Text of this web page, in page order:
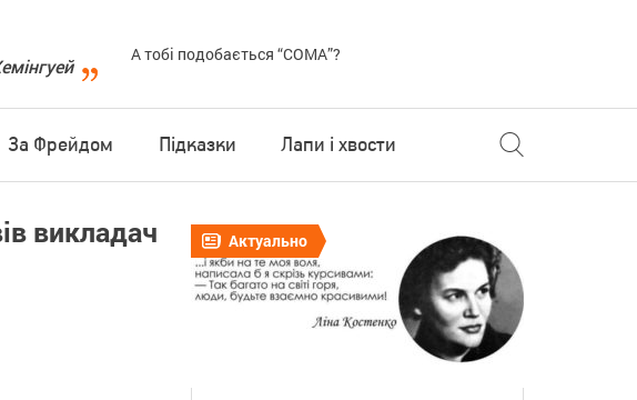
А тобі подобається “COMA”?
За Фрейдом Підказки Лапи і хвости
викладач
Актуально